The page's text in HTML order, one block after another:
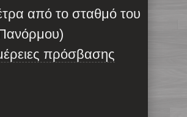
από το σταθμό του
πρόσβασης